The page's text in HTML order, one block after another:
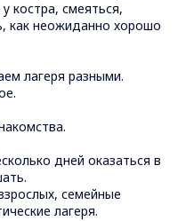
костра, смеяться,
как неожиданно хорошо
лагеря разными.
дней оказаться в
семейные
лагеря.